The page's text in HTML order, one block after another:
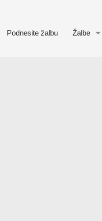
Podnesite žalbu Žalbe